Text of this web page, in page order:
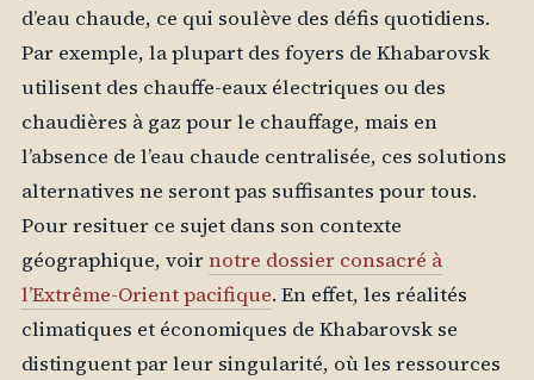
d’eau chaude, ce qui soulève des défis quotidiens.
Par exemple, la plupart des foyers de Khabarovsk
utilisent des chauffe-eaux électriques ou des
chaudières à gaz pour le chauffage, mais en
l’absence de l’eau chaude centralisée, ces solutions
alternatives ne seront pas suffisantes pour tous.
Pour resituer ce sujet dans son contexte
géographique, voirnotre dossier consacré à
l’Extrême-Orient pacifique. En effet, les réalités
climatiques et économiques de Khabarovsk se
distinguent par leur singularité, où les ressources